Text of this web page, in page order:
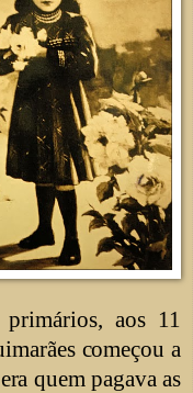
aos 11
começou a
quem pagava as